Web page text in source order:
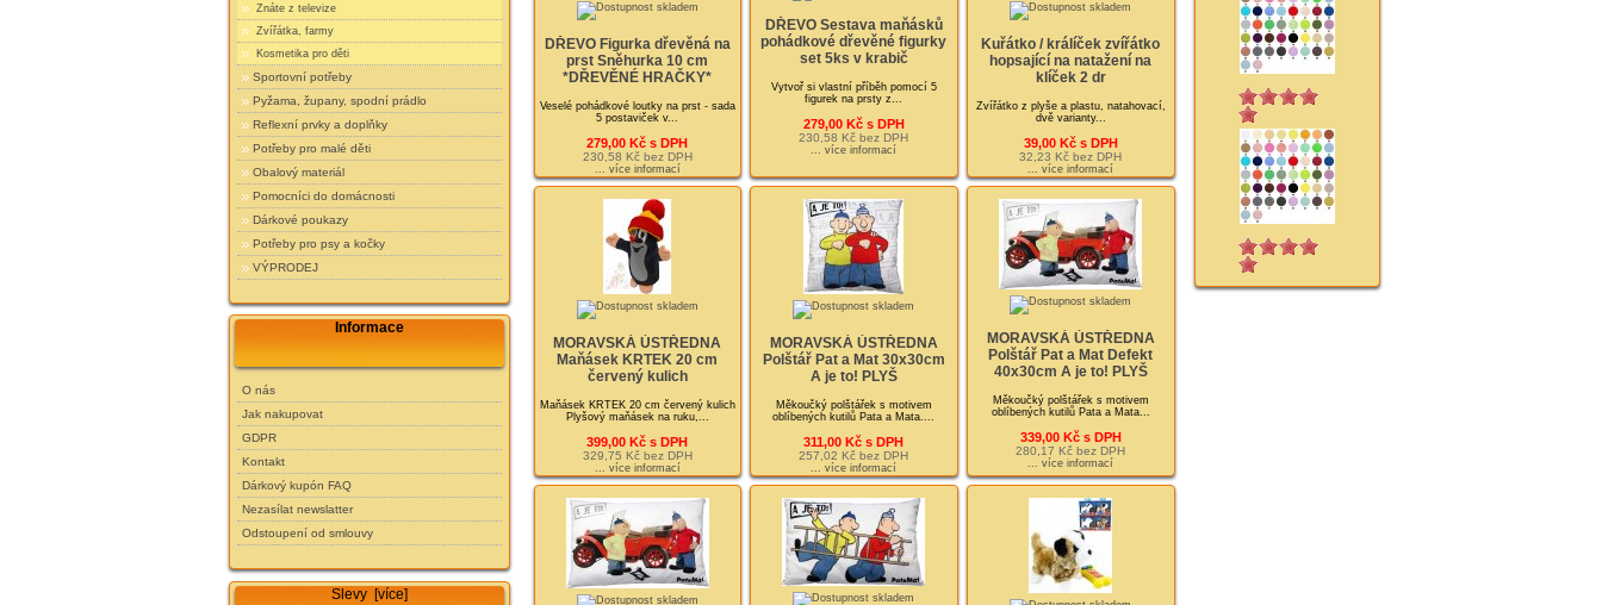
Znáte z televize
Zvířátka, farmy
Kosmetika pro děti
Sportovní potřeby
Pyžama, župany, spodní prádlo
Reflexní prvky a doplňky
Potřeby pro malé děti
Obalový materiál
Pomocníci do domácnosti
Dárkové poukazy
Potřeby pro psy a kočky
VÝPRODEJ
Informace
O nás
Jak nakupovat
GDPR
Kontakt
Dárkový kupón FAQ
Nezasílat newslatter
Odstoupení od smlouvy
Slevy [více]
DŘEVO Figurka dřevěná na
prst Sněhurka 10 cm
*DŘEVĚNÉ HRAČKY*
Veselé pohádkové loutky na prst - sada
5 postaviček v...
279,00 Kč s DPH
230,58 Kč bez DPH
... více informací
DŘEVO Sestava maňásků
pohádkové dřevěné figurky
set 5ks v krabič
Vytvoř si vlastní příběh pomocí 5
figurek na prsty z...
279,00 Kč s DPH
230,58 Kč bez DPH
... více informací
Kuřátko / králíček zvířátko
hopsající na natažení na
klíček 2 dr
Zvířátko z plyše a plastu, natahovací,
dvě varianty...
39,00 Kč s DPH
32,23 Kč bez DPH
... více informací
MORAVSKÁ ÚSTŘEDNA
Maňásek KRTEK 20 cm
červený kulich
Maňásek KRTEK 20 cm červený kulich
Plyšový maňásek na ruku,...
399,00 Kč s DPH
329,75 Kč bez DPH
... více informací
MORAVSKÁ ÚSTŘEDNA
Polštář Pat a Mat 30x30cm
A je to! PLYŠ
Měkoučký polštářek s motivem
oblíbených kutilů Pata a Mata....
311,00 Kč s DPH
257,02 Kč bez DPH
... více informací
MORAVSKÁ ÚSTŘEDNA
Polštář Pat a Mat Defekt
40x30cm A je to! PLYŠ
Měkoučký polštářek s motivem
oblíbených kutilů Pata a Mata...
339,00 Kč s DPH
280,17 Kč bez DPH
... více informací